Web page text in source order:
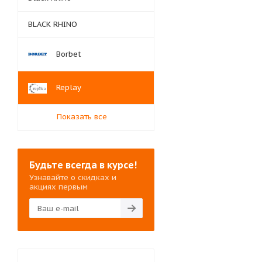
BLACK RHINO
Borbet
Replay
Показать все
Будьте всегда в курсе!
Узнавайте о скидках и
акциях первым